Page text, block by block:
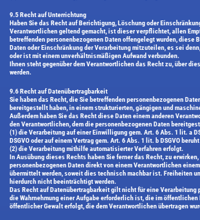
9.5 Recht auf Unterrichtung
Haben Sie das Recht auf Berichtigung, Löschung oder
Verantwortlichen geltend gemacht, ist dieser verpflichtet, allen
betreffenden personenbezogenen Daten offengelegt wurden, diese
Daten oder Einschränkung der Verarbeitung mitzuteilen, es sei
oder ist mit einem unverhältnismäßigen Aufwand verbunden.
Ihnen steht gegenüber dem Verantwortlichen das Recht zu, über
werden.
9.6 Recht auf Datenübertragbarkeit
Sie haben das Recht, die Sie betreffenden personenbezogenen
bereitgestellt haben, in einem strukturierten, gängigen und
Außerdem haben Sie das Recht diese Daten einem anderen
den Verantwortlichen, dem die personenbezogenen Daten
(1) die Verarbeitung auf einer Einwilligung gem. Art. 6 Abs. 1 lit. a
DSGVO oder auf einem Vertrag gem. Art. 6 Abs. 1 lit. b DSGVO beruht
(2) die Verarbeitung mithilfe automatisierter Verfahren erfolgt.
In Ausübung dieses Rechts haben Sie ferner das Recht, zu
personenbezogenen Daten direkt von einem Verantwortlichen
übermittelt werden, soweit dies technisch machbar ist. Freiheiten
hierdurch nicht beeinträchtigt werden.
Das Recht auf Datenübertragbarkeit gilt nicht für eine Verarbeitung
die Wahrnehmung einer Aufgabe erforderlich ist, die im
öffentlicher Gewalt erfolgt, die dem Verantwortlichen übertragen